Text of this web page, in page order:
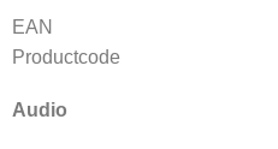
EAN
Productcode
Audio